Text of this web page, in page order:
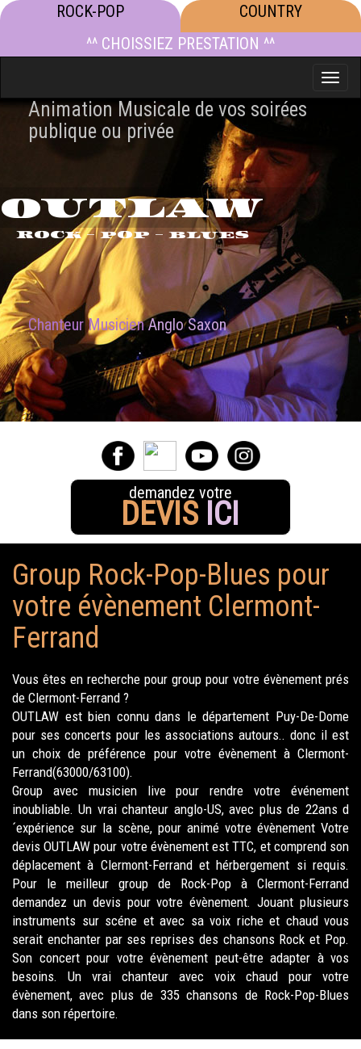
ROCK-POP
COUNTRY
^^ CHOISSIEZ PRESTATION ^^
Toggle
Animation Musicale de vos soirées
publique ou privée
OUTLAW
ROCK - POP - BLUES
Chanteur MusicienAnglo Saxon
demandez votre
DEVIS ICI
Group Rock-Pop-Blues pour
votre évènement Clermont-
Ferrand
Vous êtes en recherche pour group pour votre évènement prés
de Clermont-Ferrand ?
OUTLAW est bien connu dans le département Puy-De-Dome
pour ses concerts pour les associations autours.. donc il est
un choix de préférence pour votre évènement à Clermont-
Ferrand(63000/63100).
Group avec musicien live pour rendre votre événement
inoubliable. Un vrai chanteur anglo-US, avec plus de 22ans d
´expérience sur la scène, pour animé votre évènement Votre
devis OUTLAW pour votre évènement est TTC, et comprend son
déplacement à Clermont-Ferrand et hérbergement si requis.
Pour le meilleur group de Rock-Pop à Clermont-Ferrand
demandez un devis pour votre évènement. Jouant plusieurs
instruments sur scéne et avec sa voix riche et chaud vous
serait enchanter par ses reprises des chansons Rock et Pop.
Son concert pour votre évènement peut-être adapter à vos
besoins. Un vrai chanteur avec voix chaud pour votre
évènement, avec plus de 335 chansons de Rock-Pop-Blues
dans son répertoire.